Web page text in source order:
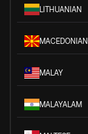
LITHUANIAN
MACEDONIAN
MALAY
MALAYALAM